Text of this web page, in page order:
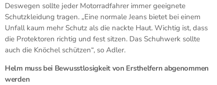
Deswegen sollte jeder Motorradfahrer immer geeignete
Schutzkleidung tragen. „Eine normale Jeans bietet bei einem
Unfall kaum mehr Schutz als die nackte Haut. Wichtig ist, dass
die Protektoren richtig und fest sitzen. Das Schuhwerk sollte
auch die Knöchel schützen“, so Adler.
Helm muss bei Bewusstlosigkeit von Ersthelfern abgenommen
werden